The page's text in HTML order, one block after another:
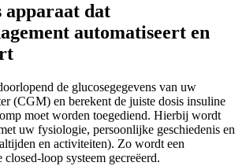
apparaat dat
automatiseert en
de glucosegegevens van uw
(CGM) en berekent de juiste dosis insuline
moet worden toegediend. Hierbij wordt
uw fysiologie, persoonlijke geschiedenis en
en activiteiten). Zo wordt een
closed-loop systeem gecreëerd.